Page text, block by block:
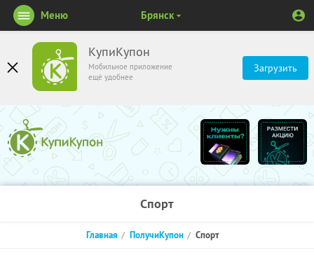
КупиКупон
Мобильное приложение
ещё удобнее
Загрузить
Меню Брянск
Спорт
Главная ПолучиКупон Спорт